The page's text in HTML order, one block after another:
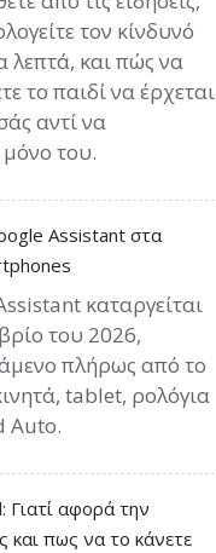
τον κίνδυνό
λεπτά, και πώς να
το παιδί να έρχεται
αντί να
μόνο του.
Assistant στα
καταργείται
του 2026,
πλήρως από το
tablet, ρολόγια
Auto.
Γιατί αφορά την
και πως να το κάνετε